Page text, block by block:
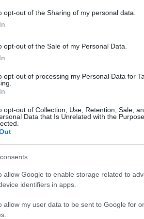
opt-out of the Sharing of my personal data.
opt-out of the Sale of my Personal Data.
opt-out of processing my Personal Data for
opt-out of Collection, Use, Retention, Sale,
Data that Is Unrelated with the
allow Google to enable storage related to
identifiers in apps.
allow my user data to be sent to Google for
marketing tra
Reparti aeronavali della
controllo del territorio e
contrasto agli illeciti
Conte
contraffatte